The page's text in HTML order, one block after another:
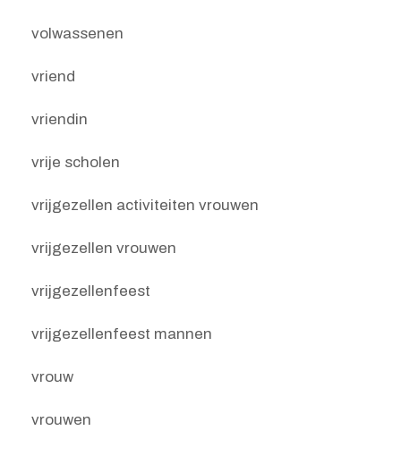
volwassenen
vriend
vriendin
vrije scholen
vrijgezellen activiteiten vrouwen
vrijgezellen vrouwen
vrijgezellenfeest
vrijgezellenfeest mannen
vrouw
vrouwen